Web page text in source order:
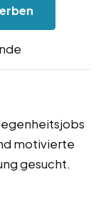
motivierte
gesucht.